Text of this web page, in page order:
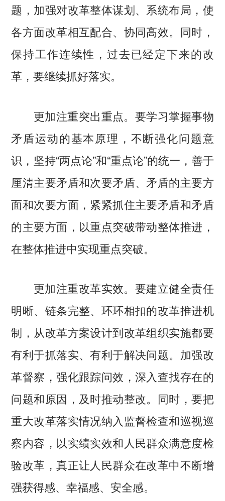
题，加强对改革整体谋划、系统布局，使
各方面改革相互配合、协同高效。同时，
保持工作连续性，过去已经定下来的改
革，要继续抓好落实。
更加注重突出重点。要学习掌握事物
矛盾运动的基本原理，不断强化问题意
识，坚持“两点论”和“重点论”的统一，善于
厘清主要矛盾和次要矛盾、矛盾的主要方
面和次要方面，紧紧抓住主要矛盾和矛盾
的主要方面，以重点突破带动整体推进，
在整体推进中实现重点突破。
更加注重改革实效。要建立健全责任
明晰、链条完整、环环相扣的改革推进机
制，从改革方案设计到改革组织实施都要
有利于抓落实、有利于解决问题。加强改
革督察，强化跟踪问效，深入查找存在的
问题和原因，及时推动整改。同时，要把
重大改革落实情况纳入监督检查和巡视巡
察内容，以实绩实效和人民群众满意度检
验改革，真正让人民群众在改革中不断增
强获得感、幸福感、安全感。